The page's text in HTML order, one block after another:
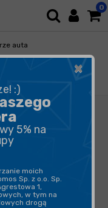
0
auta
×
:)
5% na
moich
Sp. z o.o. Sp.
1,
w tym na
drogą